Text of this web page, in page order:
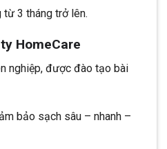
từ 3 tháng trở lên.
HomeCare
nghiệp, được đào tạo bài
bảo sạch sâu – nhanh –